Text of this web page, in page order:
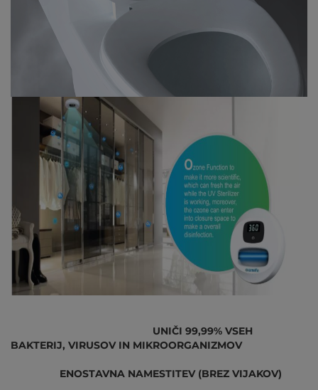
UNIČI 99,99% VSEH
BAKTERIJ, VIRUSOV IN MIKROORGANIZMOV
ENOSTAVNA NAMESTITEV (BREZ VIJAKOV)